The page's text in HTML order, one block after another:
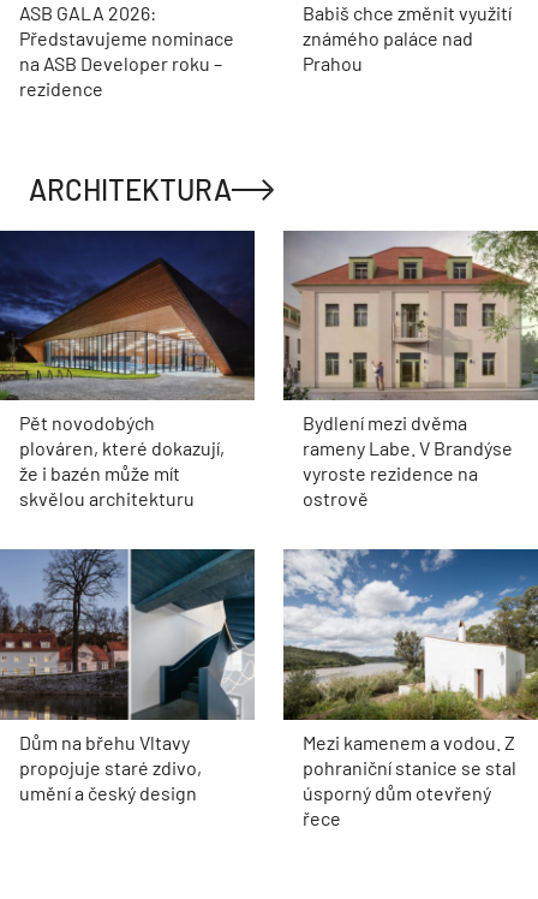
ASB GALA 2026:
Představujeme nominace
na ASB Developer roku –
rezidence
Babiš chce změnit využití
známého paláce nad
Prahou
ARCHITEKTURA
Pět novodobých
plováren, které dokazují,
že i bazén může mít
skvělou architekturu
Bydlení mezi dvěma
rameny Labe. V Brandýse
vyroste rezidence na
ostrově
Dům na břehu Vltavy
propojuje staré zdivo,
umění a český design
Mezi kamenem a vodou. Z
pohraniční stanice se stal
úsporný dům otevřený
řece